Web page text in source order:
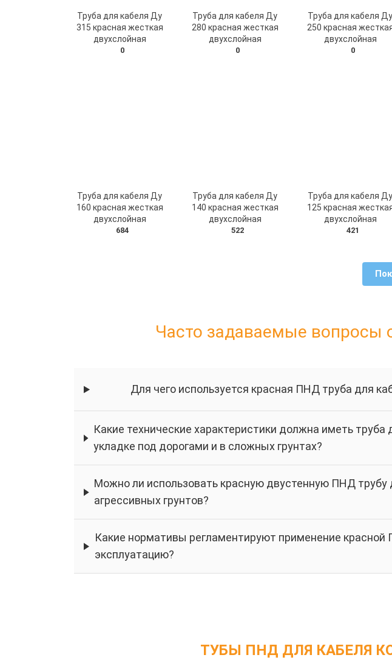
Труба для кабеля Ду
315 красная жесткая
двухслойная
0
Труба для кабеля Ду
280 красная жесткая
двухслойная
0
Труба для кабеля Ду
250 красная
двухслойная
0
Труба для кабеля Ду
160 красная жесткая
двухслойная
684
Труба для кабеля Ду
140 красная жесткая
двухслойная
522
Труба для кабеля Ду
125 красная
двухслойная
421
Часто задаваемые вопросы
Для чего используется красная ПНД труба для
Какие технические характеристики должна иметь
укладке под дорогами и в сложных грунтах?
Можно ли использовать красную двустенную ПНД
агрессивных грунтов?
Какие нормативы регламентируют применение
эксплуатацию?
ТУБЫ ПНД ДЛЯ КАБЕЛЯ